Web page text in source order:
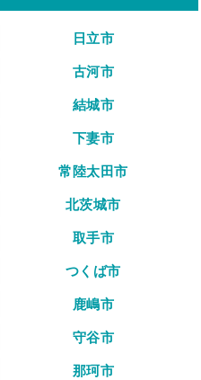
日立市
古河市
結城市
下妻市
常陸太田市
北茨城市
取手市
つくば市
鹿嶋市
守谷市
那珂市